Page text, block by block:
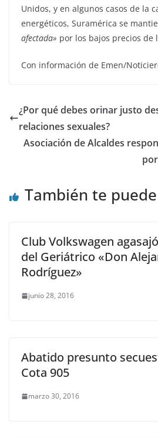
Unidos, y en algunos casos de la
energéticos, Suramérica se
afectada» por los bajos precios de
Con información de Emen/
¿Por qué debes orinar justo
relaciones sexuales?
Asociación de Alcaldes
También te
Club Volkswagen
del Geriátrico «Don
Rodríguez»
junio 28, 2016
Abatido presunto
Cota 905
marzo 30, 2016